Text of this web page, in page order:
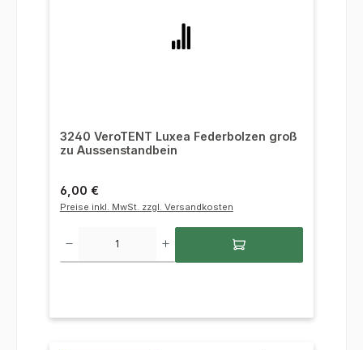
3240 VeroTENT Luxea Federbolzen groß
zu Aussenstandbein
Regulärer Preis:
6,00 €
Preise inkl. MwSt. zzgl. Versandkosten